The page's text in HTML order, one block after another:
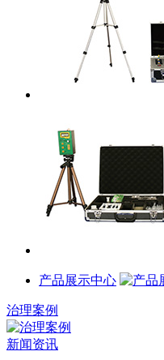
产品展示中心
治理案例
新闻资讯